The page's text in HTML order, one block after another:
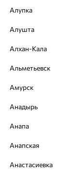
Цвет металла:
Страна
Цвет вставки:
Наименование цвета
Характеристика
ЦВЕТ
Доставка и оплата
Алупка
Алушта
Алхан-Кала
Альметьевск
Амурск
Анадырь
Анапа
Анапская
Анастасиевка